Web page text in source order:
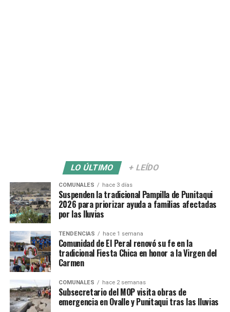
LO ÚLTIMO + LEÍDO
COMUNALES hace 3 días
Suspenden la tradicional Pampilla de Punitaqui
2026 para priorizar ayuda a familias afectadas
por las lluvias
TENDENCIAS hace 1 semana
Comunidad de El Peral renovó su fe en la
tradicional Fiesta Chica en honor a la Virgen del
Carmen
COMUNALES hace 2 semanas
Subsecretario del MOP visita obras de
emergencia en Ovalle y Punitaqui tras las lluvias